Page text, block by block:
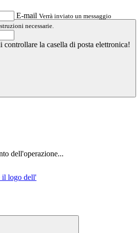
E-mail Verrà inviato un messaggio
necessarie.
controllare la casella di posta elettronica!
dell'operazione...